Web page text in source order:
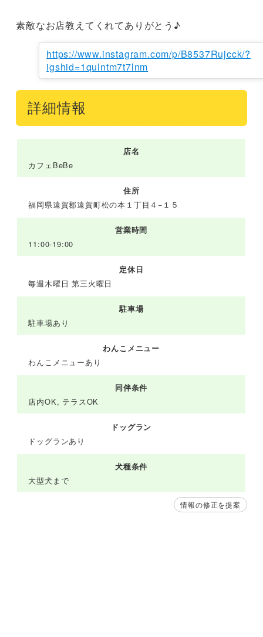
素敵なお店教えてくれてありがとう♪
https://www.instagram.com/p/B8537Rujcck/?
igshid=1qulntm7t7lnm
詳細情報
店名
カフェBeBe
住所
福岡県遠賀郡遠賀町松の本１丁目４−１５
営業時間
11:00-19:00
定休日
毎週木曜日 第三火曜日
駐車場
駐車場あり
わんこメニュー
わんこメニューあり
同伴条件
店内OK, テラスOK
ドッグラン
ドッグランあり
犬種条件
大型犬まで
情報の修正を提案